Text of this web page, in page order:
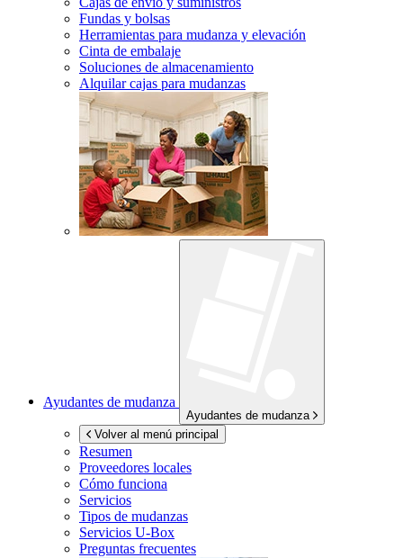
Fundas y bolsas
Herramientas para mudanza y elevación
Cinta de embalaje
Soluciones de almacenamiento
Alquilar cajas para mudanzas
Ayudantes de mudanza
Ayudantes de mudanza
Volver al menú principal
Resumen
Proveedores locales
Cómo funciona
Servicios
Tipos de mudanzas
Servicios U-Box
Preguntas frecuentes